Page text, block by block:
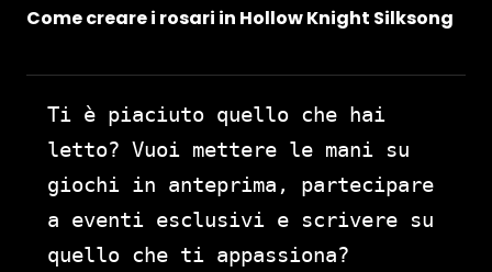
Come creare i rosari in Hollow Knight Silksong
Ti è piaciuto quello che hai
letto? Vuoi mettere le mani su
giochi in anteprima, partecipare
a eventi esclusivi e scrivere su
quello che ti appassiona?